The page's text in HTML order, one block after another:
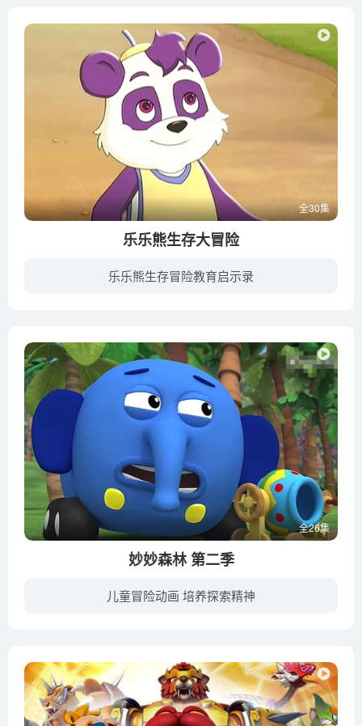
全30集
乐乐熊生存大冒险
乐乐熊生存冒险教育启示录
全26集
妙妙森林 第二季
儿童冒险动画 培养探索精神